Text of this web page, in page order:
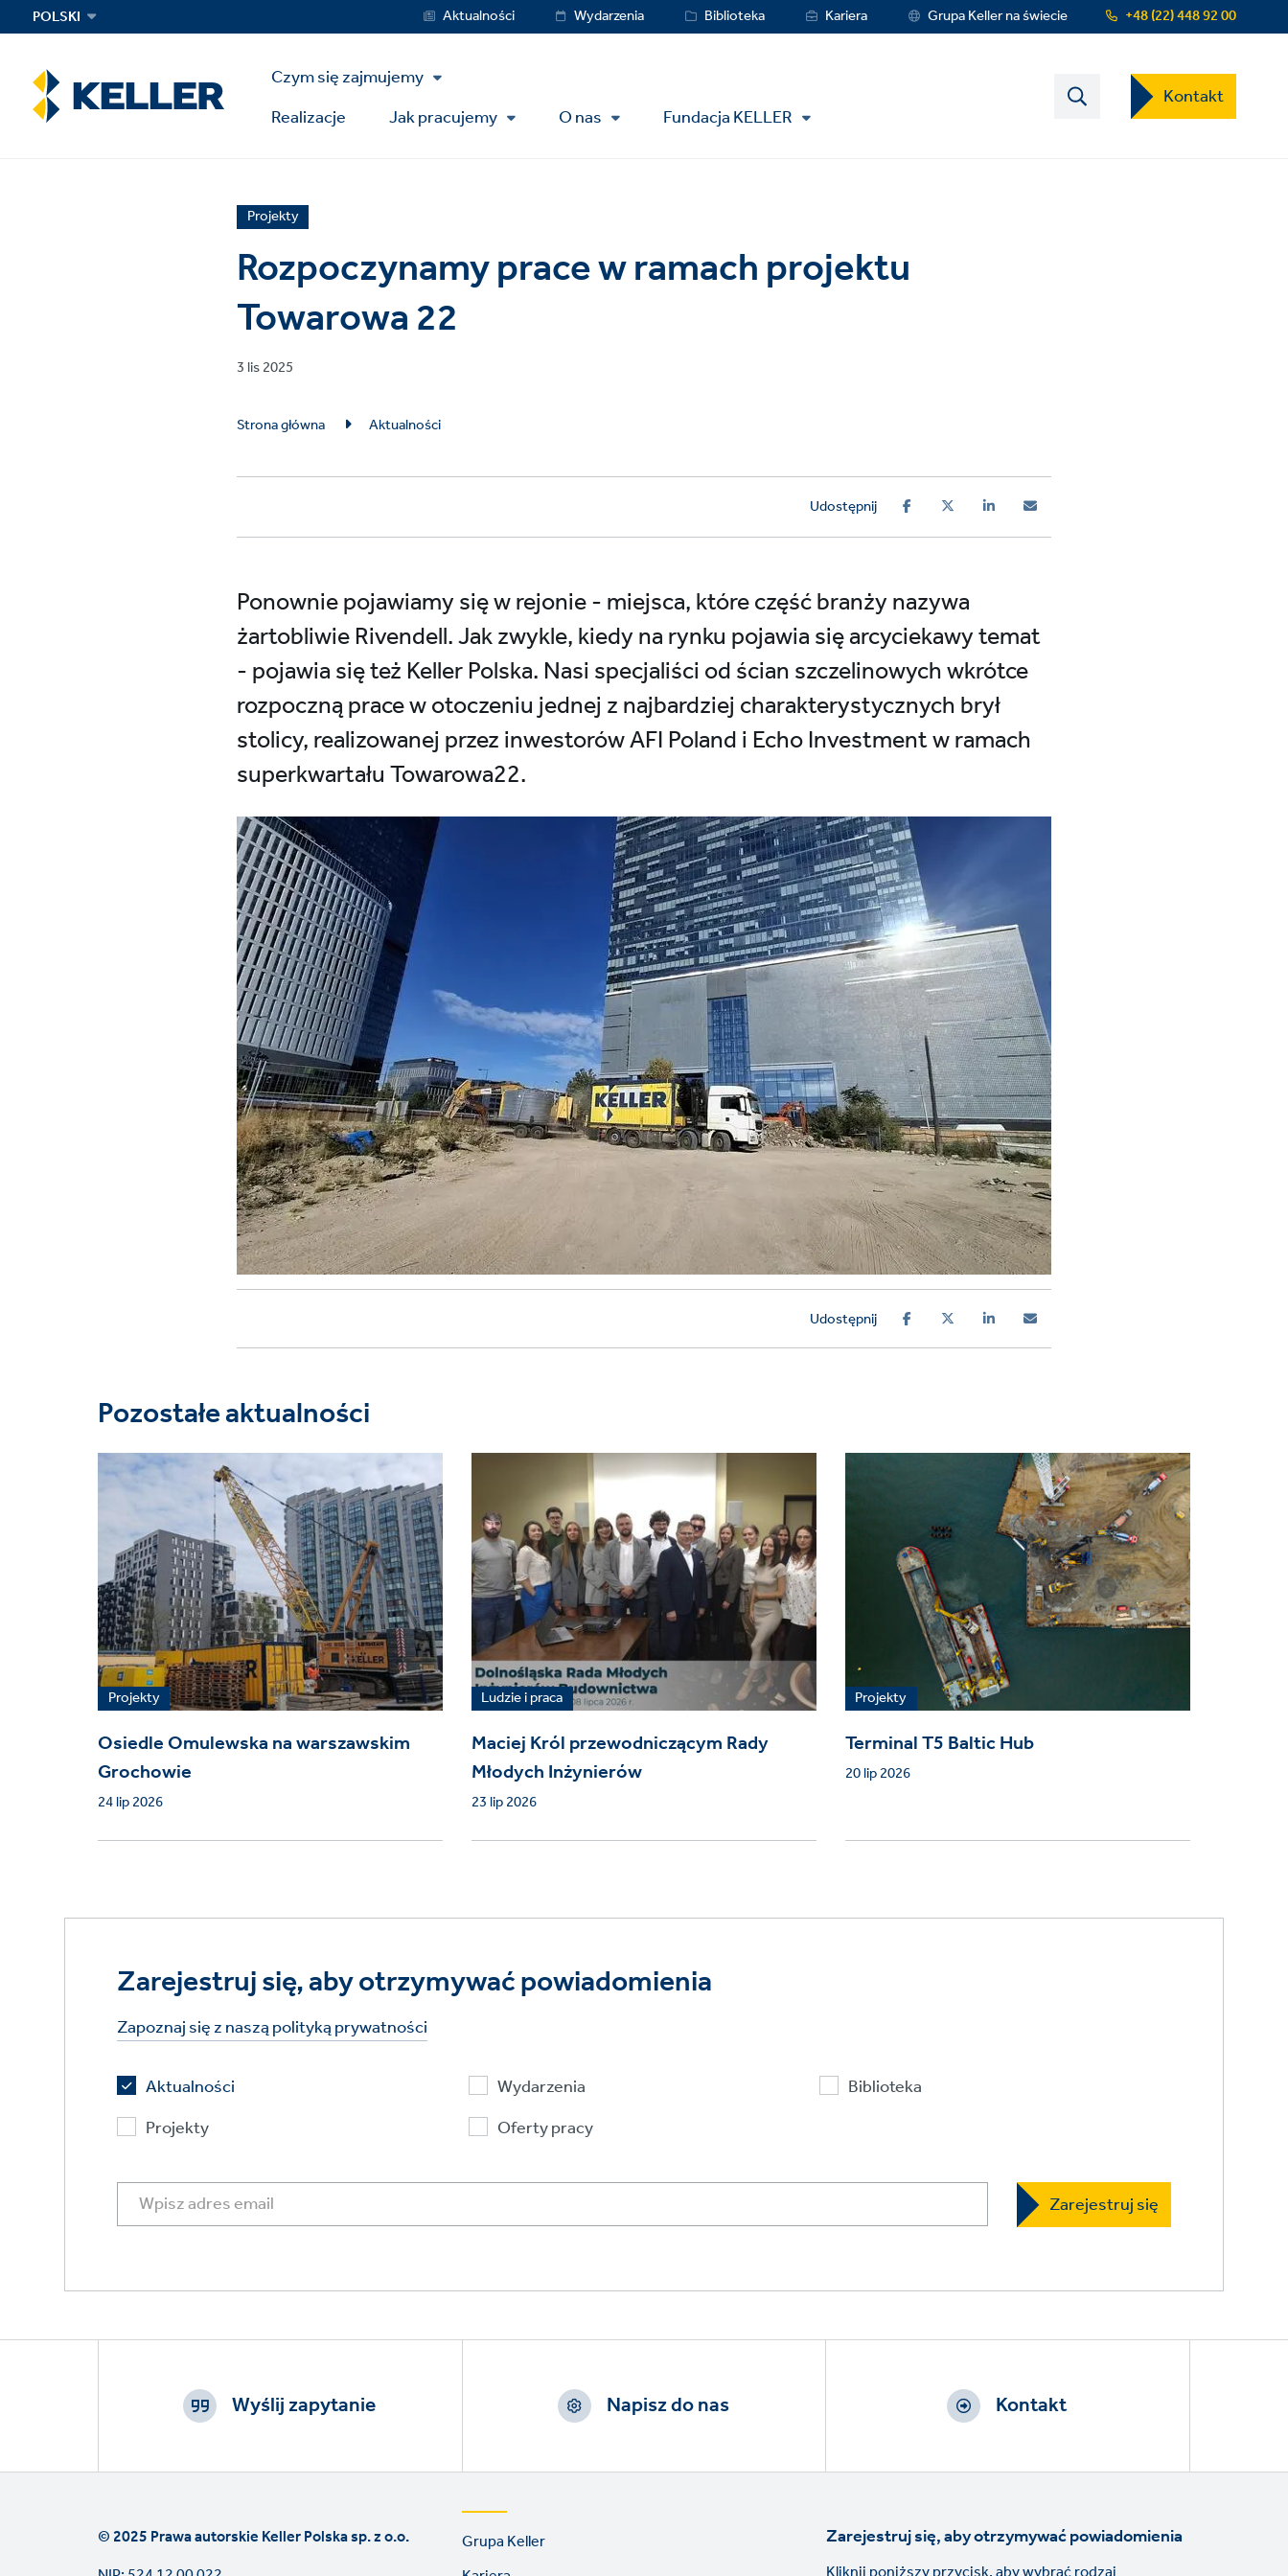
to
content
POLSKI +48 (22) 448 92 00
Service
MenuAktualności Wydarzenia Biblioteka Kariera Grupa Keller na świecie
Main
Menu
Czym się zajmujemy
Realizacje
Jak pracujemy O nas Fundacja KELLER
Contact
US
Dropdown
Kontakt
News
article
category
Projekty
Rozpoczynamy prace w ramach projektu
Towarowa 22
Published
3 lis 2025
Breadcrumb
Strona główna Aktualności
Udostępnij
Ponownie pojawiamy się w rejonie - miejsca, które część branży nazywa
żartobliwie Rivendell. Jak zwykle, kiedy na rynku pojawia się arcyciekawy temat
- pojawia się też Keller Polska. Nasi specjaliści od ścian szczelinowych wkrótce
rozpoczną prace w otoczeniu jednej z najbardziej charakterystycznych brył
stolicy, realizowanej przez inwestorów AFI Poland i Echo Investment w ramach
superkwartału Towarowa22.
Udostępnij
Pozostałe aktualności
Projekty
Osiedle Omulewska na warszawskim
Grochowie
24 lip 2026
Ludzie i praca
Maciej Król przewodniczącym Rady
Młodych Inżynierów
23 lip 2026
Projekty
Terminal T5 Baltic Hub
20 lip 2026
Zarejestruj się, aby otrzymywać powiadomienia
Zapoznaj się z naszą polityką prywatności
Aktualności
Wydarzenia
Biblioteka
Projekty
Oferty pracy
Footer
Wyślij zapytanie Napisz do nas Kontakt
© 2025 Prawa autorskie Keller Polska sp. z o.o.
Footer
links
Grupa Keller
Zarejestruj się, aby otrzymywać powiadomienia